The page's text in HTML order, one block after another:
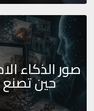
صور الذكاء
حين تصنع